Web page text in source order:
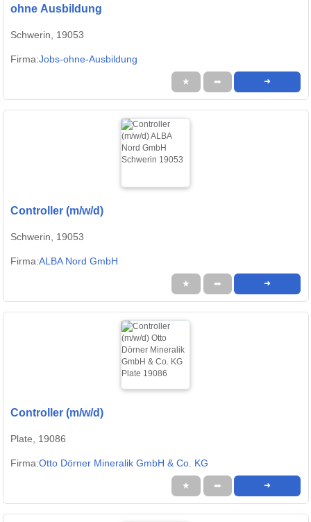
ohne Ausbildung
Schwerin, 19053
Firma:Jobs-ohne-Ausbildung
★ ➦ ➜
Controller (m/w/d)
Schwerin, 19053
Firma:ALBA Nord GmbH
★ ➦ ➜
Controller (m/w/d)
Plate, 19086
Firma:Otto Dörner Mineralik GmbH & Co. KG
★ ➦ ➜